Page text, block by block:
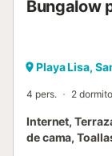
Bungalow
Playa Lisa,
4 pers. 2
Internet,
de cama,